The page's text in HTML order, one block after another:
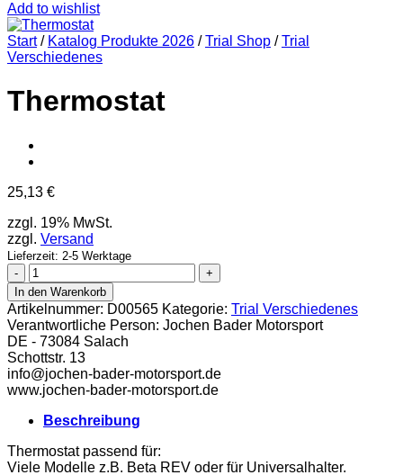
Add to wishlist
Start / Katalog Produkte 2026 / Trial Shop / Trial
Verschiedenes
Thermostat
25,13 €
zzgl. 19% MwSt.
zzgl. Versand
Lieferzeit: 2-5 Werktage
Thermostat
Menge
In den Warenkorb
Artikelnummer: D00565 Kategorie: Trial Verschiedenes
Verantwortliche Person: Jochen Bader Motorsport
DE - 73084 Salach
Schottstr. 13
info@jochen-bader-motorsport.de
www.jochen-bader-motorsport.de
Beschreibung
Thermostat passend für:
Viele Modelle z.B. Beta REV oder für Universalhalter.